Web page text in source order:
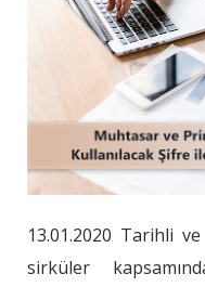
13.01.2020 Tarihli
sirküler